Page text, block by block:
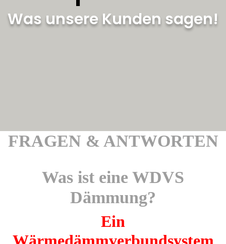
Was unsere Kunden sagen!
FRAGEN & ANTWORTEN
Was ist eine WDVS
Dämmung?
Ein